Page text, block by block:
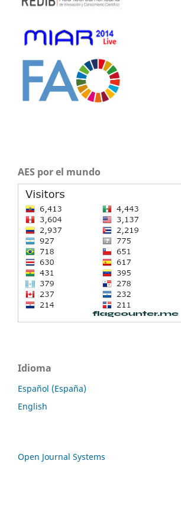
AES por el mundo
Idioma
Español (España)
English
Open Journal Systems